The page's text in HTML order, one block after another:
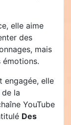
elle aime
des
mais
émotions.
engagée, elle
la
YouTube
Des